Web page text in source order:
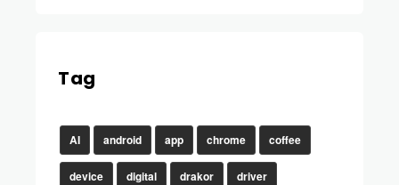
Tag
AI android app chrome coffee
device digital drakor driver